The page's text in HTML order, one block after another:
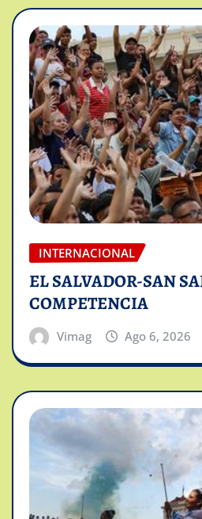
INTERNACIONAL
EL SALVADOR-SAN
COMPETENCIA
Vimag Ago 6, 2026